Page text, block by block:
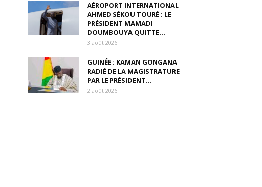
AÉROPORT INTERNATIONAL
AHMED SÉKOU TOURÉ : LE
PRÉSIDENT MAMADI
DOUMBOUYA QUITTE...
3 août 2026
GUINÉE : KAMAN GONGANA
RADIÉ DE LA MAGISTRATURE
PAR LE PRÉSIDENT...
2 août 2026